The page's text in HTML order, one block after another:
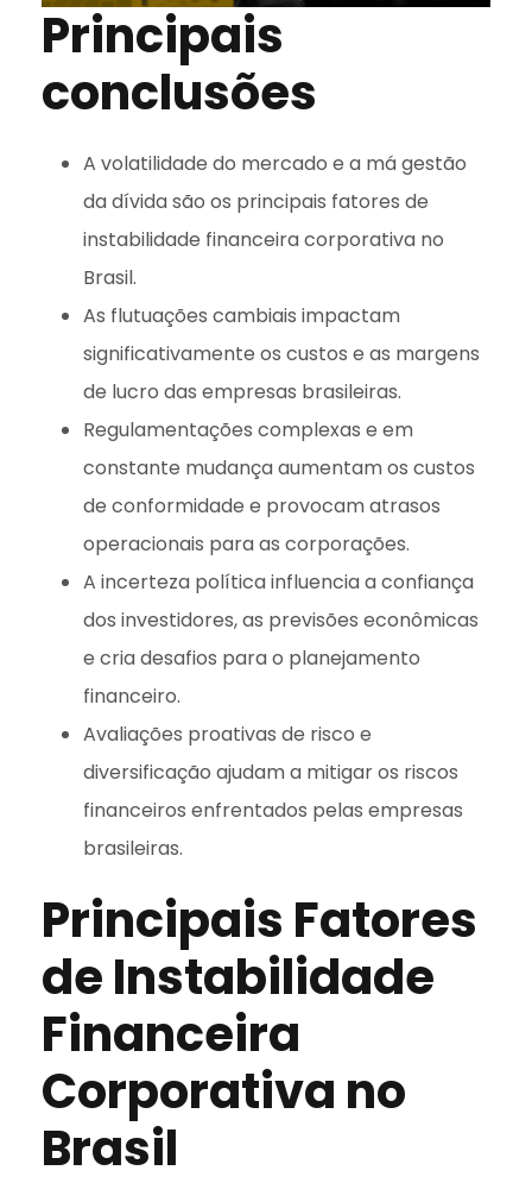
Principais
conclusões
A volatilidade do mercado e a má gestão
da dívida são os principais fatores de
instabilidade financeira corporativa no
Brasil.
As flutuações cambiais impactam
significativamente os custos e as margens
de lucro das empresas brasileiras.
Regulamentações complexas e em
constante mudança aumentam os custos
de conformidade e provocam atrasos
operacionais para as corporações.
A incerteza política influencia a confiança
dos investidores, as previsões econômicas
e cria desafios para o planejamento
financeiro.
Avaliações proativas de risco e
diversificação ajudam a mitigar os riscos
financeiros enfrentados pelas empresas
brasileiras.
Principais Fatores
de Instabilidade
Financeira
Corporativa no
Brasil